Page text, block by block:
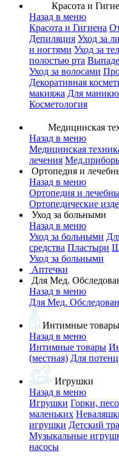
Красота и
Назад в меню
Красота и Гигиена
Депиляция Уход за
и ногтями Уход за
полостью рта
Уход за волосами
Декоративная
макияжа Для
Косметология
Медицинская
Назад в меню
Медицинская
лечения
Ортопедия и
Назад в меню
Ортопедия и
Ортопедические
Уход за больными
Назад в меню
Уход за больными
средства Пластыри
Уход за больными
Аптечки
Для Мед.
Назад в меню
Для Мед.
Интимные товары
Назад в меню
Интимные товары
(местная) Для
Игрушки
Назад в меню
Игрушки Горки,
маленьких
игрушки Детский
Музыкальные
насосы